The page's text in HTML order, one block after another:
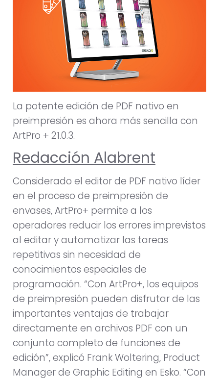
La potente edición de PDF nativo en
preimpresión es ahora más sencilla con
ArtPro + 21.0.3.
Redacción Alabrent
Considerado el editor de PDF nativo líder
en el proceso de preimpresión de
envases, ArtPro+ permite a los
operadores reducir los errores imprevistos
al editar y automatizar las tareas
repetitivas sin necesidad de
conocimientos especiales de
programación. “Con ArtPro+, los equipos
de preimpresión pueden disfrutar de las
importantes ventajas de trabajar
directamente en archivos PDF con un
conjunto completo de funciones de
edición”, explicó Frank Woltering, Product
Manager de Graphic Editing en Esko. “Con